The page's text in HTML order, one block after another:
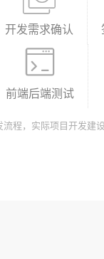
开发需求确认
前端后端测试
程，实际项目开发建